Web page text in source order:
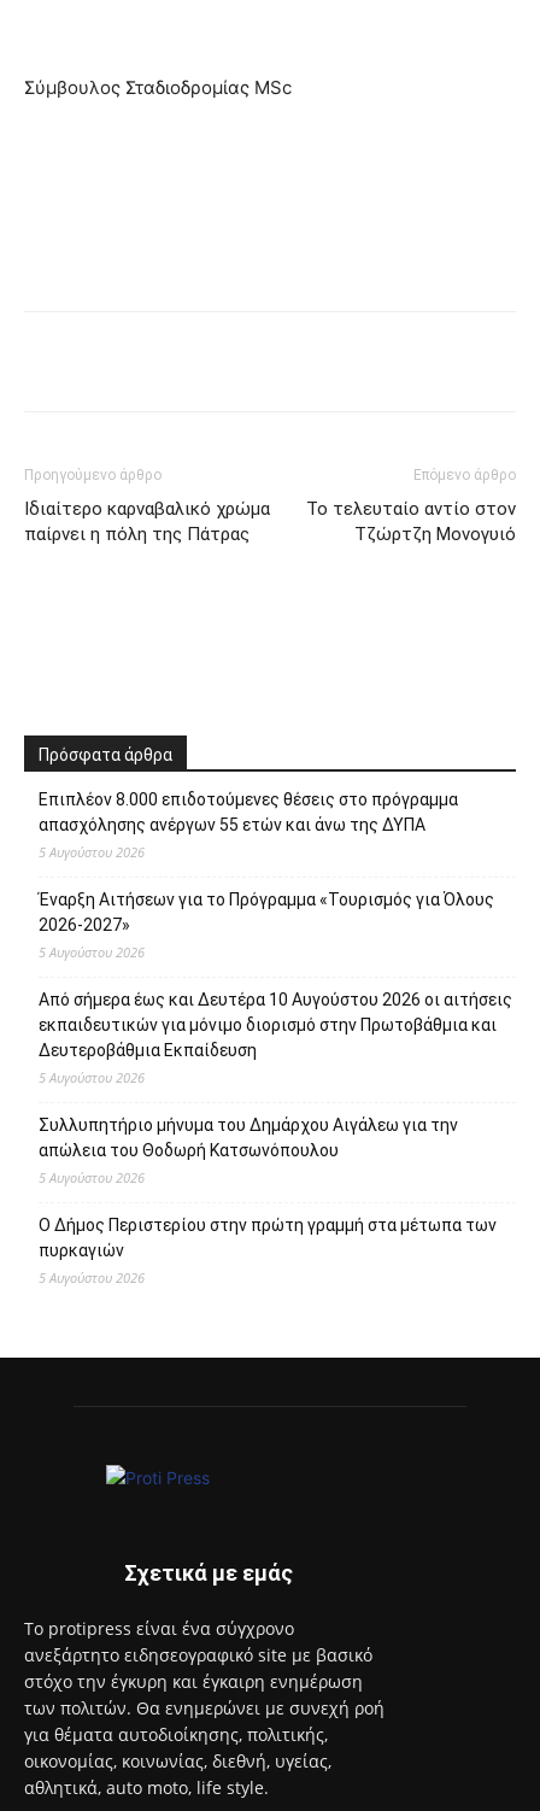
Σύμβουλος Σταδιοδρομίας MSc
Προηγούμενο άρθρο
Ιδιαίτερο καρναβαλικό χρώμα
παίρνει η πόλη της Πάτρας
Επόμενο άρθρο
Το τελευταίο αντίο στον
Τζώρτζη Μονογυιό
Πρόσφατα άρθρα
Επιπλέον 8.000 επιδοτούμενες θέσεις στο πρόγραμμα
απασχόλησης ανέργων 55 ετών και άνω της ΔΥΠΑ
5 Αυγούστου 2026
Έναρξη Αιτήσεων για το Πρόγραμμα «Τουρισμός για Όλους
2026-2027»
5 Αυγούστου 2026
Από σήμερα έως και Δευτέρα 10 Αυγούστου 2026 οι αιτήσεις
εκπαιδευτικών για μόνιμο διορισμό στην Πρωτοβάθμια και
Δευτεροβάθμια Εκπαίδευση
5 Αυγούστου 2026
Συλλυπητήριο μήνυμα του Δημάρχου Αιγάλεω για την
απώλεια του Θοδωρή Κατσωνόπουλου
5 Αυγούστου 2026
Ο Δήμος Περιστερίου στην πρώτη γραμμή στα μέτωπα των
πυρκαγιών
5 Αυγούστου 2026
Σχετικά με εμάς
Το protipress είναι ένα σύγχρονο
ανεξάρτητο ειδησεογραφικό site με βασικό
στόχο την έγκυρη και έγκαιρη ενημέρωση
των πολιτών. Θα ενημερώνει με συνεχή ροή
για θέματα αυτοδιοίκησης, πολιτικής,
οικονομίας, κοινωνίας, διεθνή, υγείας,
αθλητικά, auto moto, life style.